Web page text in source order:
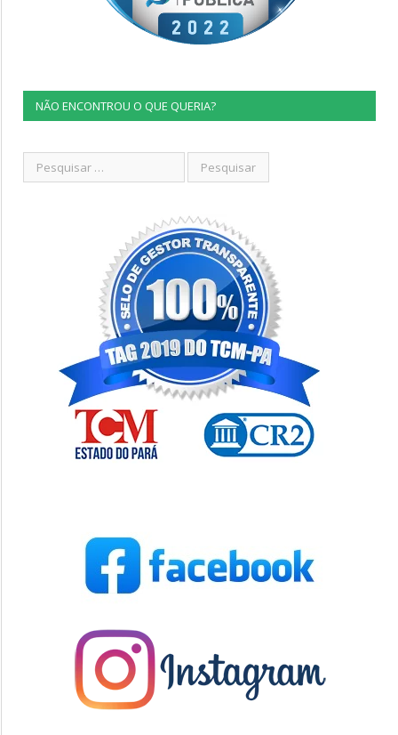
NÃO ENCONTROU O QUE QUERIA?